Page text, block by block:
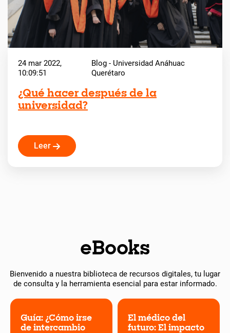
24 mar 2022,
10:09:51
Blog - Universidad Anáhuac
Querétaro
¿Qué hacer después de la
universidad?
Leer
eBooks
Bienvenido a nuestra biblioteca de recursos digitales, tu lugar
de consulta y la herramienta esencial para estar informado.
Guía: ¿Cómo irse
de intercambio
El médico del
futuro: El impacto